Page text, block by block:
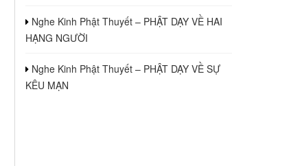
Nghe Kinh Phật Thuyết – PHẬT DẠY VỀ HAI
HẠNG NGƯỜI
Nghe Kinh Phật Thuyết – PHẬT DẠY VỀ SỰ
KÊU MẠN